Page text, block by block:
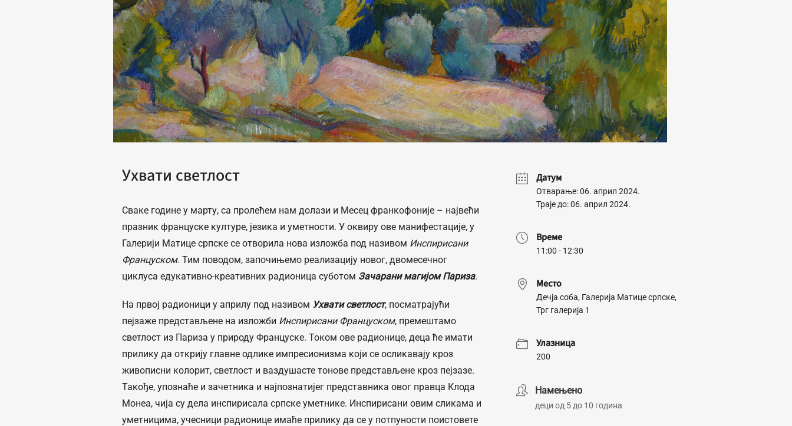
Ухвати светлост
Сваке године у марту, са пролећем нам долази и Месец франкофоније – највећи
празник француске културе, језика и уметности. У оквиру ове манифестације, у
Галерији Матице српске се отворила нова изложба под називом Инспирисани
Француском. Тим поводом, започињемо реализацију новог, двомесечног
циклуса едукативно-креативних радионица суботом Зачарани магијом Париза.
На првој радионици у априлу под називом Ухвати светлост, посматрајући
пејзаже представљене на изложби Инспирисани Француском, премештамо
светлост из Париза у природу Француске. Током ове радионице, деца ће имати
прилику да открију главне одлике импресионизма који се осликавају кроз
живописни колорит, светлост и ваздушасте тонове представљене кроз пејзазе.
Такође, упознаће и зачетника и најпознатијег представника овог правца Клода
Монеа, чија су дела инспирисала српске уметнике. Инспирисани овим сликама и
уметницима, учесници радионице имаће прилику да се у потпуности поистовете
Датум
Отварање: 06. април 2024.
Траје до: 06. април 2024.
Време
11:00 - 12:30
Место
Дечја соба, Галерија Матице српске,
Трг галерија 1
Улазница
200
Намењено
деци од 5 до 10 година